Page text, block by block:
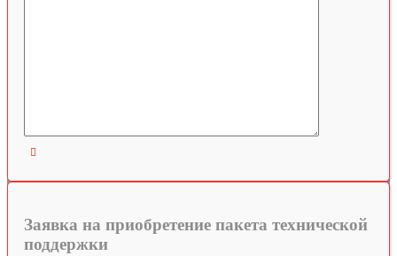

Заявка на приобретение пакета технической
поддержки